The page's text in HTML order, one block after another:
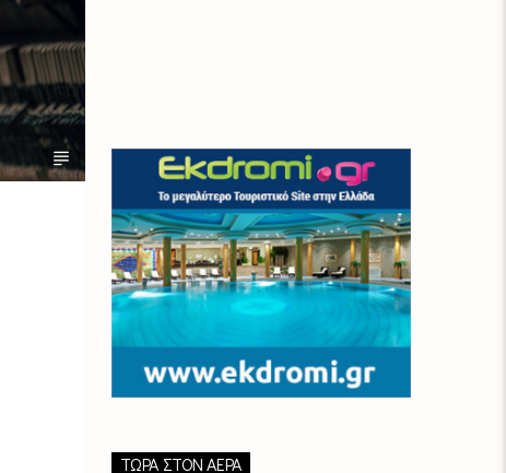
ΤΏΡΑ ΣΤΟΝ ΑΈΡΑ